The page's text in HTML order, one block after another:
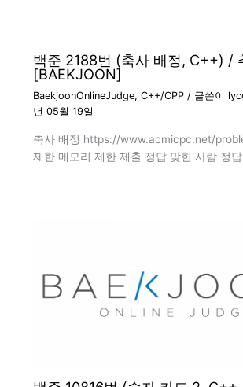
백준 2188번 (축사 배정, C++) /
[BAEKJOON]
BaekjoonOnlineJudge, C++/CPP/ 글쓴이
년 05월 19일
축사 배정 https://www.acmicpc.net/
제한 메모리 제한 제출 정답 맞힌 사람 정